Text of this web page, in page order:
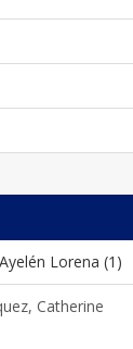
Lorena (1)
Catherine